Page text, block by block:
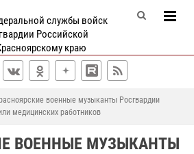
службы войск
Российской
краю
военные музыканты Росгвардии
медицинских работников
ВОЕННЫЕ МУЗЫКАНТЫ